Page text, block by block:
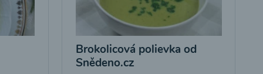
Brokolicová polievka od
Snědeno.cz